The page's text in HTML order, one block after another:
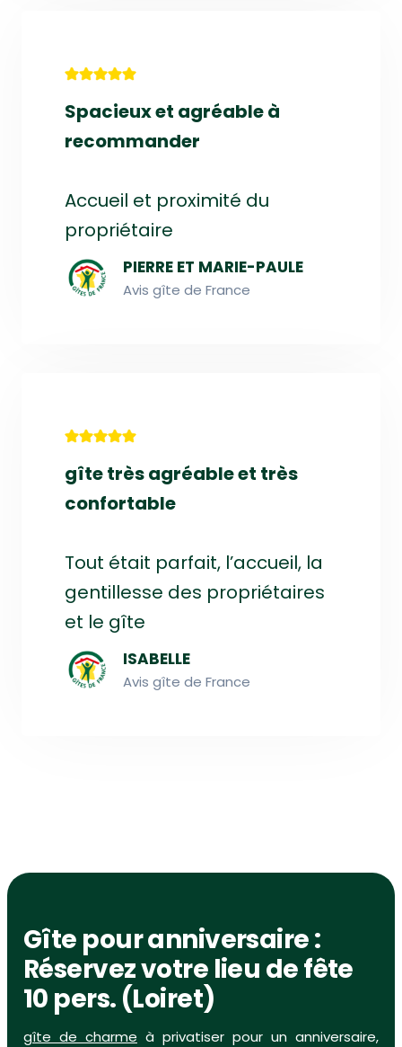
Spacieux et agréable à
recommander
Accueil et proximité du
propriétaire
PIERRE ET MARIE-PAULE
Avis gîte de France
gîte très agréable et très
confortable
Tout était parfait, l’accueil, la
gentillesse des propriétaires
et le gîte
ISABELLE
Avis gîte de France
Gîte pour anniversaire :
Réservez votre lieu de fête
10 pers. (Loiret)
gîte de charme à privatiser pour un anniversaire,